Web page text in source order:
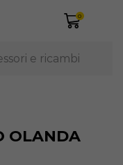
0
e ricambi
OLANDA